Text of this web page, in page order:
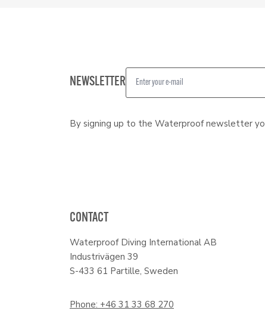
NEWSLETTER
By signing up to the Waterproof newsletter
CONTACT
Waterproof Diving International AB
Industrivägen 39
S-433 61 Partille, Sweden
Phone: +46 31 33 68 270